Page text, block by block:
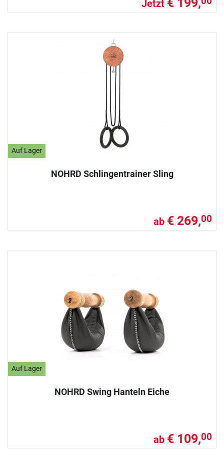
Jetzt
Auf Lager
NOHRD Schlingentrainer Sling
ab € 269,00
Auf Lager
NOHRD Swing Hanteln Eiche
ab € 109,00